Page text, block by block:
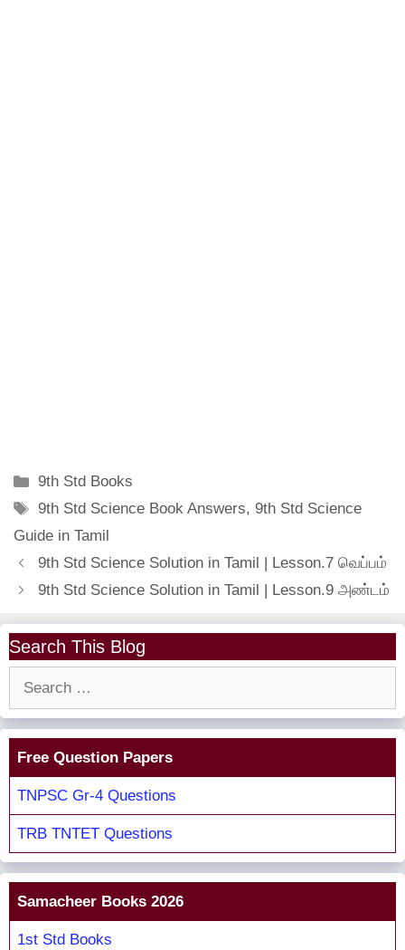
Categories
9th Std Books
Tags
9th Std Science Book Answers,9th Std Science
Guide in Tamil
9th Std Science Solution in Tamil | Lesson.7 வெப்பம்
9th Std Science Solution in Tamil | Lesson.9 அண்டம்
Search This Blog
Free Question Papers
TNPSC Gr-4 Questions
TRB TNTET Questions
Samacheer Books 2026
1st Std Books